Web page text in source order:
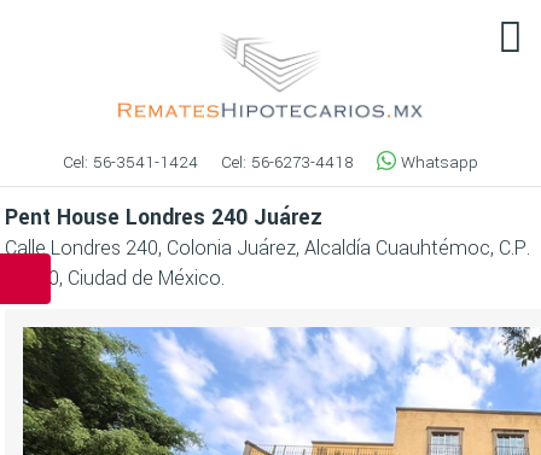
Cel: 56-3541-1424 Cel: 56-6273-4418 Whatsapp
Pent House Londres 240 Juárez
Calle Londres 240, Colonia Juárez, Alcaldía Cuauhtémoc, C.P.
06600, Ciudad de México.